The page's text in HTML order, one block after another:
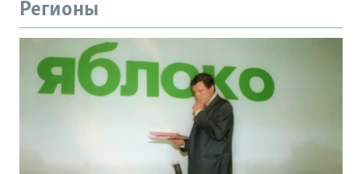
Регионы